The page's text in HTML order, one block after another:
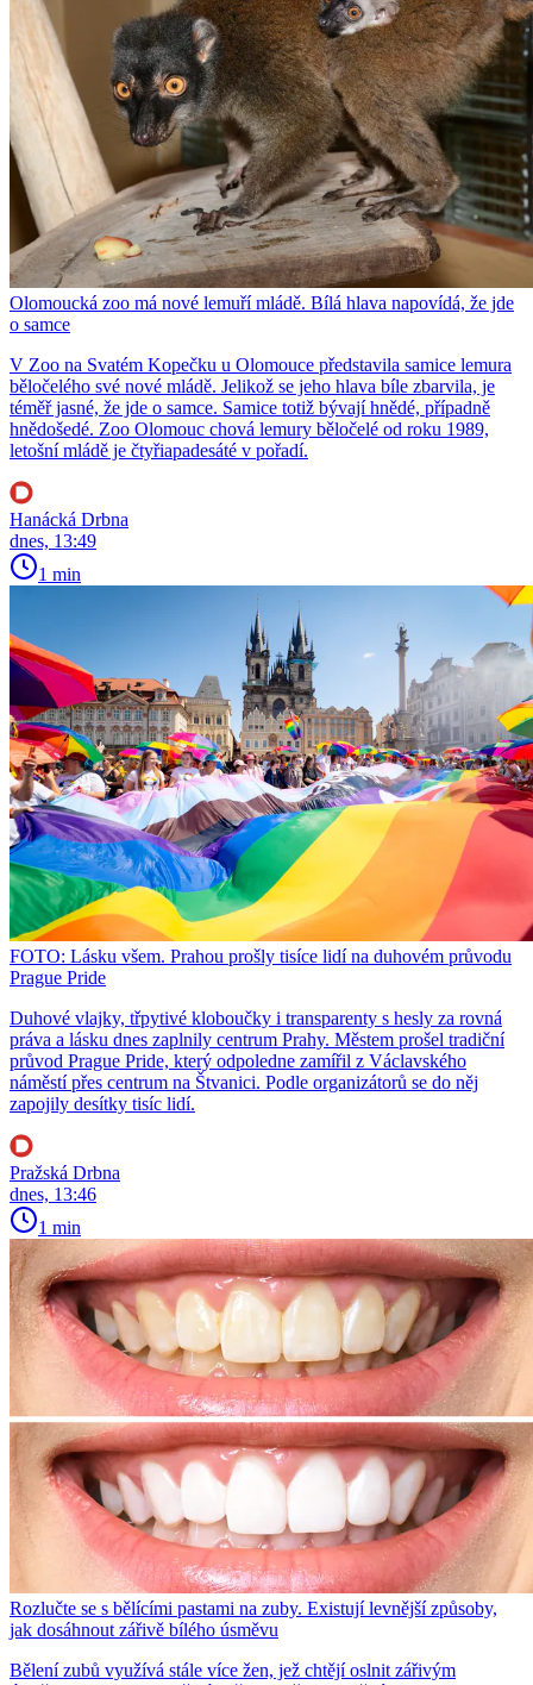
Olomoucká zoo má nové lemuří mládě. Bílá hlava napovídá, že jde
o samce
V Zoo na Svatém Kopečku u Olomouce představila samice lemura
běločelého své nové mládě. Jelikož se jeho hlava bíle zbarvila, je
téměř jasné, že jde o samce. Samice totiž bývají hnědé, případně
hnědošedé. Zoo Olomouc chová lemury běločelé od roku 1989,
letošní mládě je čtyřiapadesáté v pořadí.
Hanácká Drbna
dnes, 13:49
1 min
FOTO: Lásku všem. Prahou prošly tisíce lidí na duhovém průvodu
Prague Pride
Duhové vlajky, třpytivé kloboučky i transparenty s hesly za rovná
práva a lásku dnes zaplnily centrum Prahy. Městem prošel tradiční
průvod Prague Pride, který odpoledne zamířil z Václavského
náměstí přes centrum na Štvanici. Podle organizátorů se do něj
zapojily desítky tisíc lidí.
Pražská Drbna
dnes, 13:46
1 min
Rozlučte se s bělícími pastami na zuby. Existují levnější způsoby,
jak dosáhnout zářivě bílého úsměvu
Bělení zubů využívá stále více žen, jež chtějí oslnit zářivým